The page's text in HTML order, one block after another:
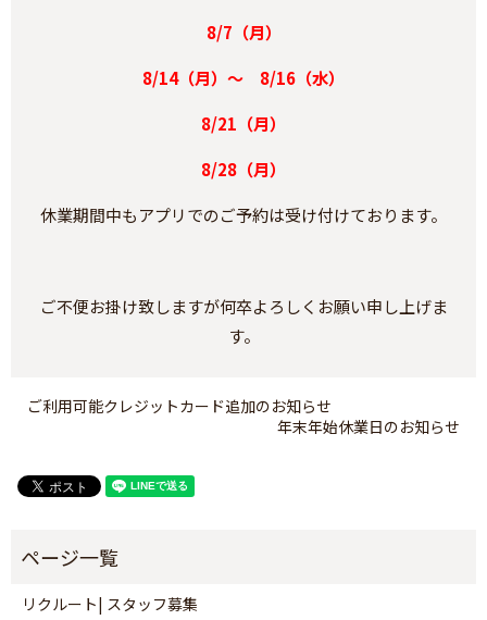
8/7（月）
8/14（月）～ 8/16（水）
8/21（月）
8/28（月）
休業期間中もアプリでのご予約は受け付けております。
ご不便お掛け致しますが何卒よろしくお願い申し上げま
す。
ご利用可能クレジットカード追加のお知らせ
年末年始休業日のお知らせ
リクルート| スタッフ募集